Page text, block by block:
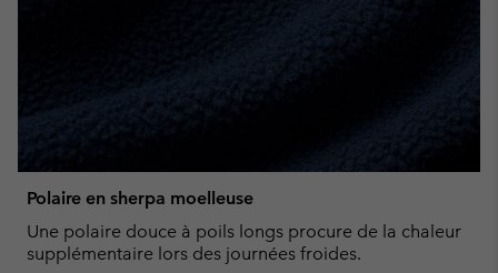
Polaire en sherpa moelleuse
Une polaire douce à poils longs procure de la chaleur
supplémentaire lors des journées froides.